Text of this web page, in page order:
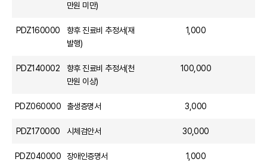
만원 미만)
PDZ160000
향후 진료비 추정서(재
발행)
1,000
PDZ140002
향후 진료비 추정서(천
만원 이상)
100,000
PDZ060000 출생증명서 3,000
PDZ170000 시체검안서 30,000
PDZ040000 장애인증명서 1,000